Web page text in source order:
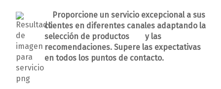
Proporcione un servicio excepcional a sus
clientes en diferentes canales adaptando la
selección de productos y las
recomendaciones. Supere las expectativas
en todos los puntos de contacto.